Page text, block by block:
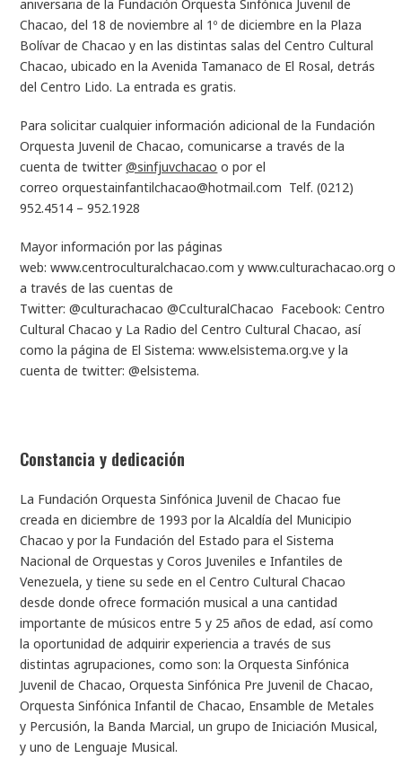
aniversaria de la Fundación Orquesta Sinfónica Juvenil de
Chacao, del 18 de noviembre al 1º de diciembre en la Plaza
Bolívar de Chacao y en las distintas salas del Centro Cultural
Chacao, ubicado en la Avenida Tamanaco de El Rosal, detrás
del Centro Lido. La entrada es gratis.
Para solicitar cualquier información adicional de la Fundación
Orquesta Juvenil de Chacao, comunicarse a través de la
cuenta de twitter@sinfjuvchacao o por el
correoorquestainfantilchacao@hotmail.com Telf. (0212)
952.4514 – 952.1928
Mayor información por las páginas
web:www.centroculturalchacao.com ywww.culturachacao.org o
a través de las cuentas de
Twitter:@culturachacao @CculturalChacao Facebook:Centro
Cultural Chacao y La Radio del Centro Cultural Chacao, así
como la página de El Sistema:www.elsistema.org.ve y la
cuenta de twitter: @elsistema.
Constancia y dedicación
La Fundación Orquesta Sinfónica Juvenil de Chacao fue
creada en diciembre de 1993 por la Alcaldía del Municipio
Chacao y por la Fundación del Estado para el Sistema
Nacional de Orquestas y Coros Juveniles e Infantiles de
Venezuela, y tiene su sede en el Centro Cultural Chacao
desde donde ofrece formación musical a una cantidad
importante de músicos entre 5 y 25 años de edad, así como
la oportunidad de adquirir experiencia a través de sus
distintas agrupaciones, como son: la Orquesta Sinfónica
Juvenil de Chacao, Orquesta Sinfónica Pre Juvenil de Chacao,
Orquesta Sinfónica Infantil de Chacao, Ensamble de Metales
y Percusión, la Banda Marcial, un grupo de Iniciación Musical,
y uno de Lenguaje Musical.